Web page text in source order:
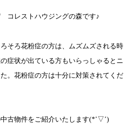
レストハウジングの森です♪
そろ花粉症の方は、ムズムズされる時
症状が出ている方もいらっしゃるとニ
。花粉症の方は十分に対策されてくだ
古物件をご紹介いたします(*’▽’)